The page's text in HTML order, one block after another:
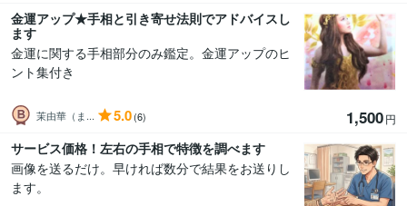
金運アップ★手相と引き寄せ法則でアドバイスし
ます
金運に関する手相部分のみ鑑定。金運アップのヒ
ント集付き
茉由華（ま... 5.0(6) 1,500円
サービス価格！左右の手相で特徴を調べます
画像を送るだけ。早ければ数分で結果をお送りし
ます。